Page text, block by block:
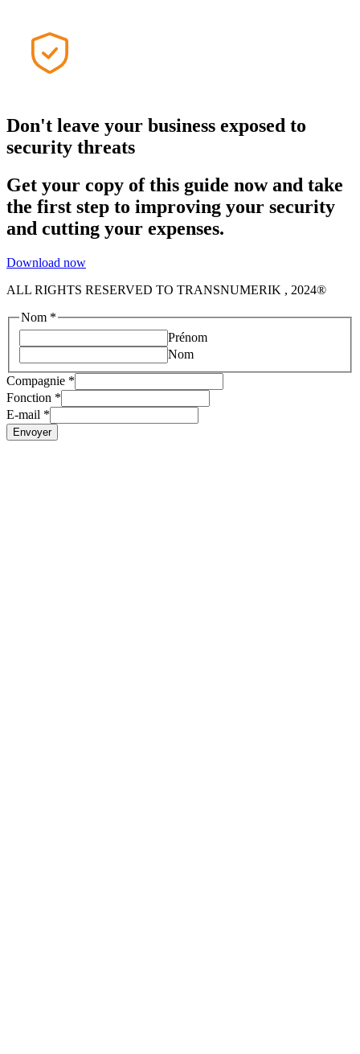
Don't leave your business exposed to
security threats
Get your copy of this guide now and take
the first step to improving your security
and cutting your expenses.
Download now
ALL RIGHTS RESERVED TO TRANSNUMERIK , 2024®​
Compagnie
Fonction
mail
Nom *
Prénom
Nom
Compagnie *
Fonction *
E-mail *
Envoyer